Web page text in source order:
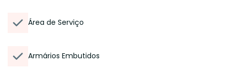
Área de Serviço
Armários Embutidos